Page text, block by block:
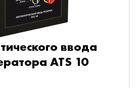
ввода
ATS 10